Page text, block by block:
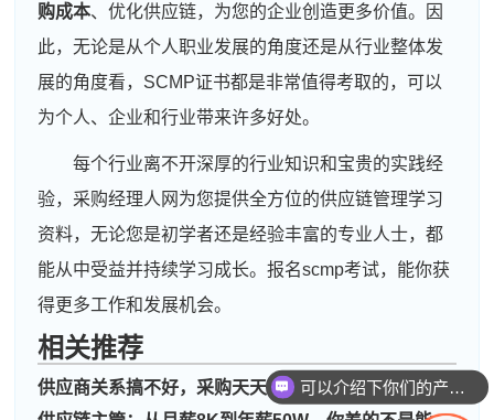
购成本、优化供应链，为您的企业创造更多价值。因
此，无论是从个人职业发展的角度还是从行业整体发
展的角度看，SCMP证书都是非常值得考取的，可以
为个人、企业和行业带来许多好处。
每个行业离不开深厚的行业知识和宝贵的实践经
验，采购经理人网为您提供全方位的供应链管理学习
资料，无论您是初学者还是经验丰富的专业人士，都
能从中受益并持续学习成长。报名scmp考试，能你获
得更多工作和发展机会。
相关推荐
供应商关系搞不好，采购天天在“灭火”